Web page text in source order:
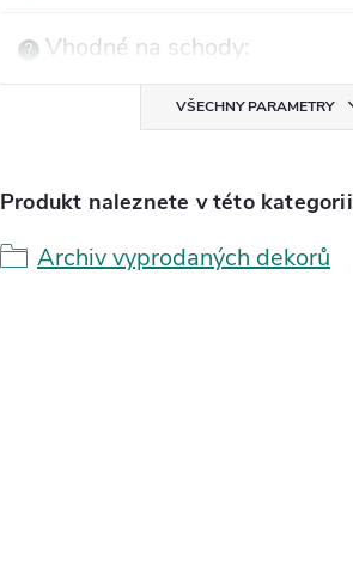
? Vhodné na schody:
VŠECHNY PARAMETRY
Produkt naleznete v této kategorii
Archiv vyprodaných dekorů